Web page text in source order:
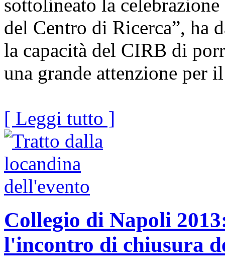
sottolineato la
del Centro di Ricerca”, ha
la capacità del CIRB di
una grande attenzione per
[ Leggi tutto ]
Collegio di Napoli
l'incontro di chiusura